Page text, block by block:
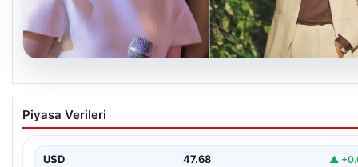
05.08.2026
‘Yeraltı’ dizisinde şok olay! Babası suç
duyurusunda bulundu: ‘Kızımla reşit olmadığı
Piyasa Verileri
USD 47.68 ▲